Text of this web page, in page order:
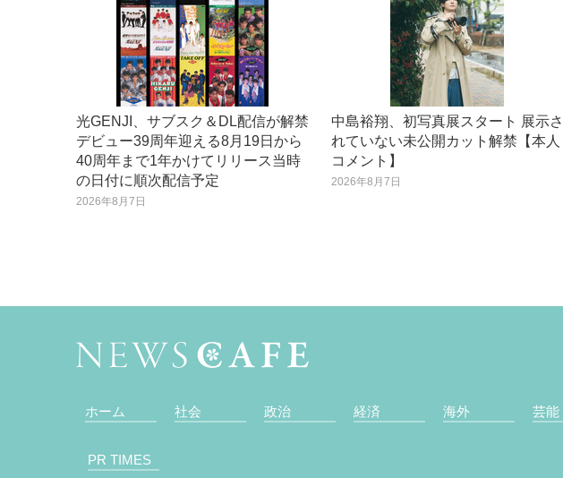
光GENJI、サブスク＆DL配信が解禁
デビュー39周年迎える8月19日から
40周年まで1年かけてリリース当時
の日付に順次配信予定
2026年8月7日
中島裕翔、初写真展スタート 展示さ
れていない未公開カット解禁【本人
コメント】
2026年8月7日
ホーム 社会 政治 経済 海外 芸能
PR TIMES